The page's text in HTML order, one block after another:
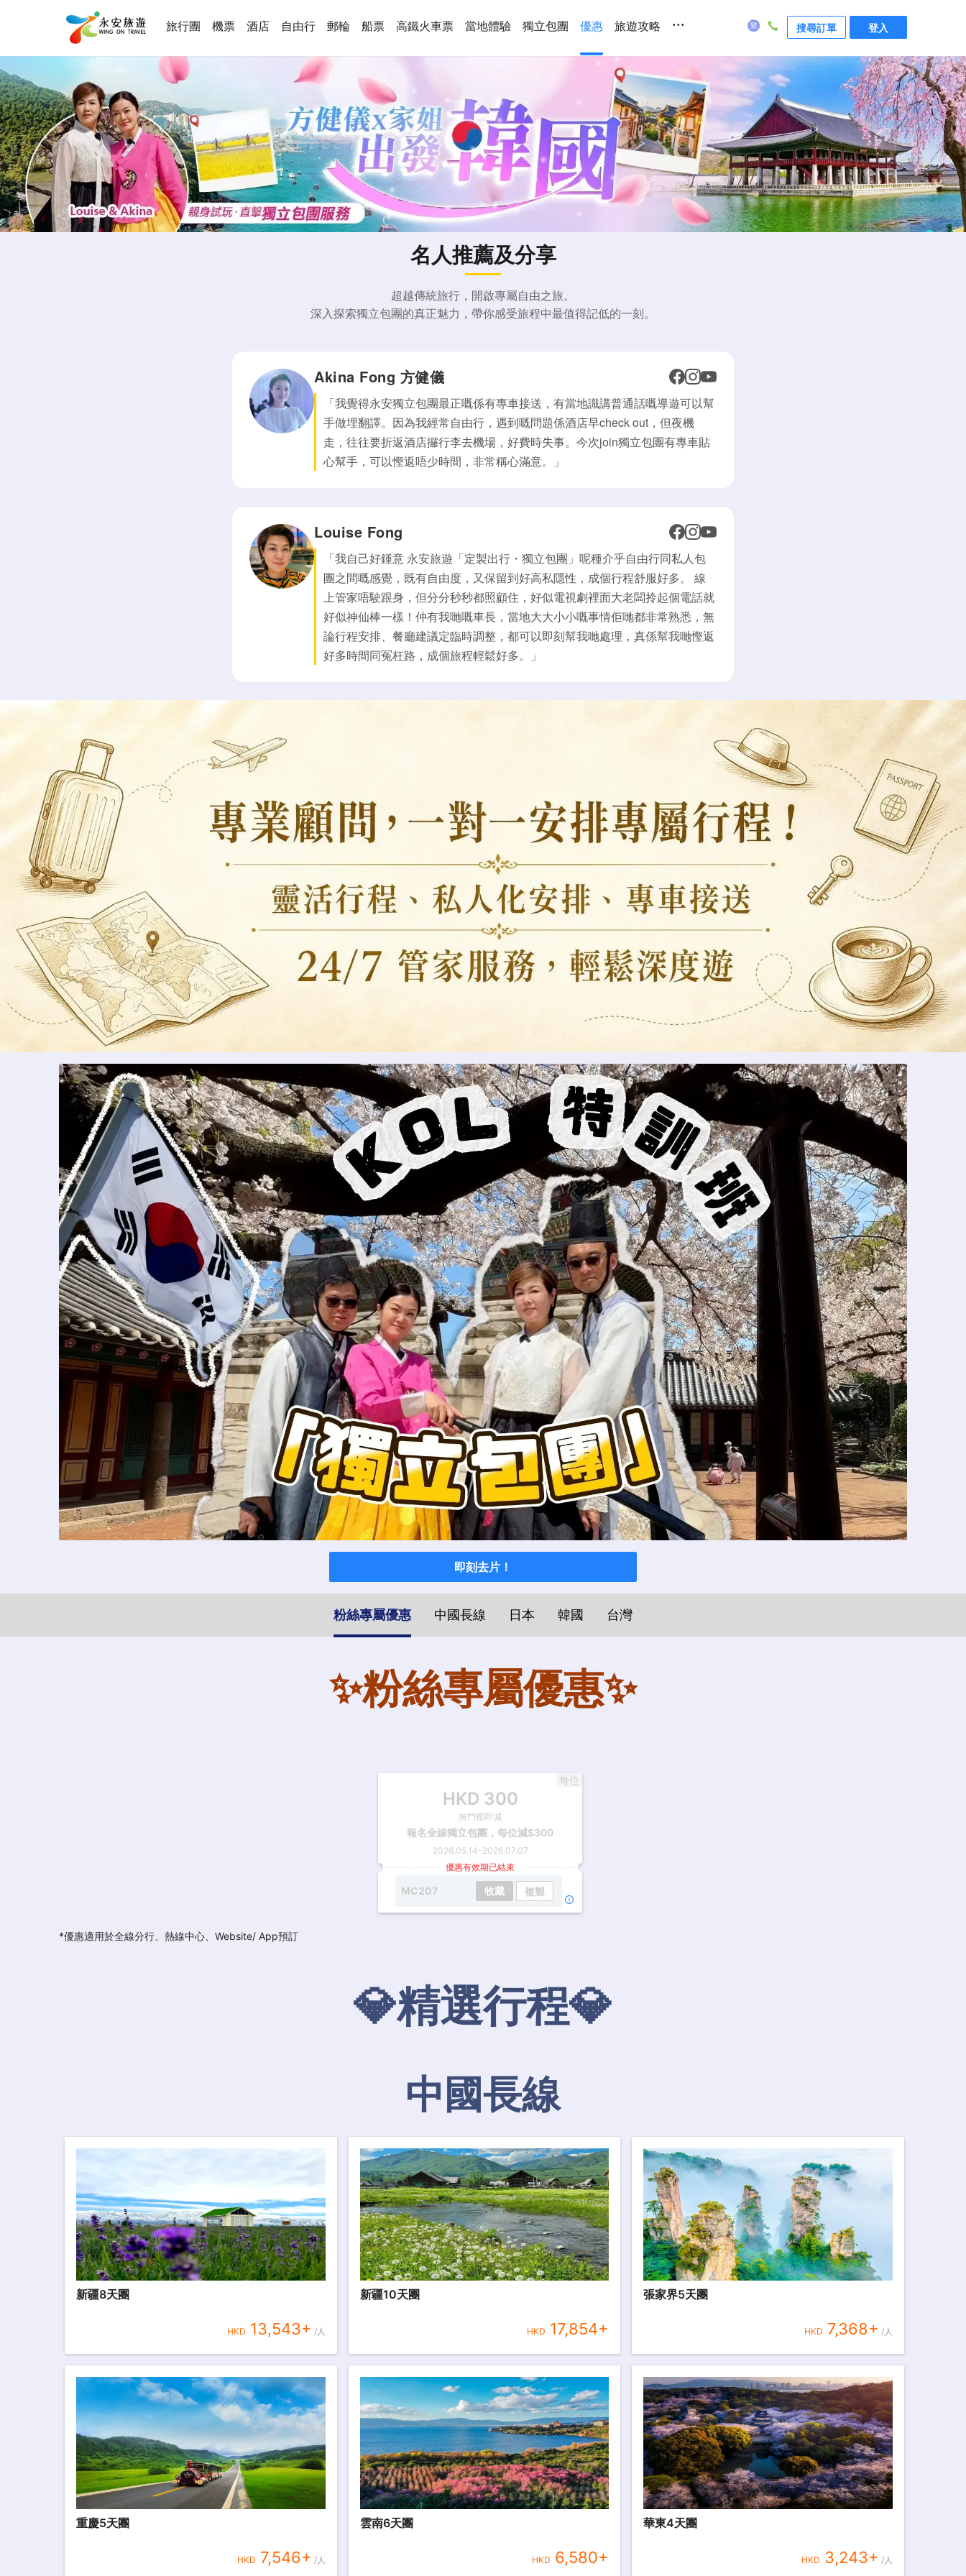
旅行團 機票 酒店 自由行 郵輪 船票 高鐵火車票 當地體驗 獨立包團 優惠 旅遊攻略 ... 搜尋訂單 登入
名人推薦及分享
超越傳統旅行，開啟專屬自由之旅。
深入探索獨立包團的真正魅力，帶你感受旅程中最值得記低的一刻。
Akina Fong 方健儀
「我覺得永安獨立包團最正嘅係有專車接送，有當地識講普通話嘅導遊可以幫
手做埋翻譯。因為我經常自由行，遇到嘅問題係酒店早check out，但夜機
走，往往要折返酒店攞行李去機場，好費時失事。今次join獨立包團有專車貼
心幫手，可以慳返唔少時間，非常稱心滿意。」
Louise Fong
「我自己好鍾意 永安旅遊「定製出行・獨立包團」呢種介乎自由行同私人包
團之間嘅感覺，既有自由度，又保留到好高私隱性，成個行程舒服好多。 線
上管家唔駛跟身，但分分秒秒都照顧住，好似電視劇裡面大老闆拎起個電話就
好似神仙棒一樣！仲有我哋嘅車長，當地大大小小嘅事情佢哋都非常熟悉，無
論行程安排、餐廳建議定臨時調整，都可以即刻幫我哋處理，真係幫我哋慳返
好多時間同冤枉路，成個旅程輕鬆好多。」
即刻去片！
粉絲專屬優惠 中國長線 日本 韓國 台灣
✨粉絲專屬優惠✨
HKD 300
無門檻即減
報名全線獨立包團，每位減$300
2026.05.14-2026.07.07
每位
優惠有效期已結束
MC207 收藏 複製
*優惠適用於全線分行、熱線中心、Website/ App預訂
💎精選行程💎
中國長線
新疆8天團
HKD 13,543+ /人
新疆10天團
HKD 17,854+
張家界5天團
HKD 7,368+ /人
重慶5天團
HKD 7,546+ /人
雲南6天團
HKD 6,580+
華東4天團
HKD 3,243+ /人